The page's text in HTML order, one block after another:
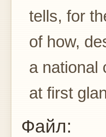
tells, for
of how,
a national
at first
Файл: